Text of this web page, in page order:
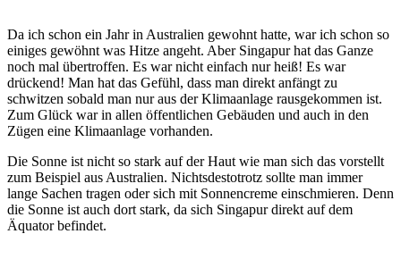
Da ich schon ein Jahr in Australien gewohnt hatte, war ich schon so
einiges gewöhnt was Hitze angeht. Aber Singapur hat das Ganze
noch mal übertroffen. Es war nicht einfach nur heiß! Es war
drückend! Man hat das Gefühl, dass man direkt anfängt zu
schwitzen sobald man nur aus der Klimaanlage rausgekommen ist.
Zum Glück war in allen öffentlichen Gebäuden und auch in den
Zügen eine Klimaanlage vorhanden.
Die Sonne ist nicht so stark auf der Haut wie man sich das vorstellt
zum Beispiel aus Australien. Nichtsdestotrotz sollte man immer
lange Sachen tragen oder sich mit Sonnencreme einschmieren. Denn
die Sonne ist auch dort stark, da sich Singapur direkt auf dem
Äquator befindet.